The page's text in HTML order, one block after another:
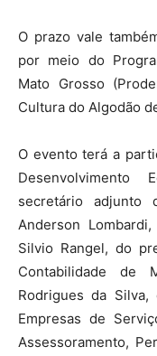
O prazo vale
por meio do
Mato Grosso
Cultura do Algodão
O evento terá a
Desenvolvimento
secretário adjunto
Anderson
Silvio Rangel, do
Contabilidade de
Rodrigues da
Empresas de
Assessoramento,